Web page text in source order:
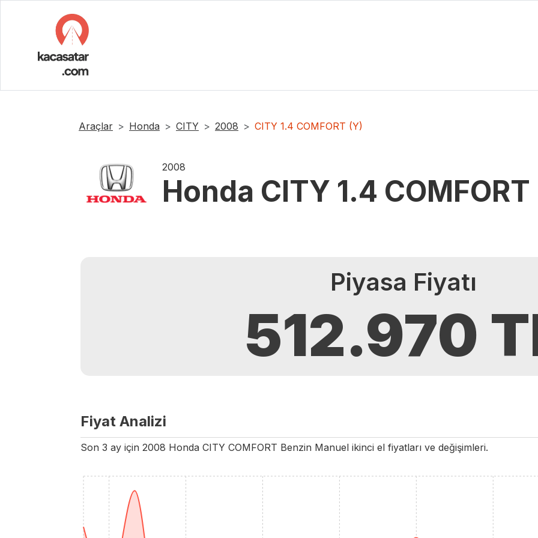
Araçlar Honda CITY 2008 CITY 1.4 COMFORT (Y)
2008
Honda CITY 1.4
Piyasa Fiyatı
512.970
Fiyat Analizi
Son 3 ay için 2008 Honda CITY COMFORT Benzin Manuel ikinci el fiyatları ve değişimleri.